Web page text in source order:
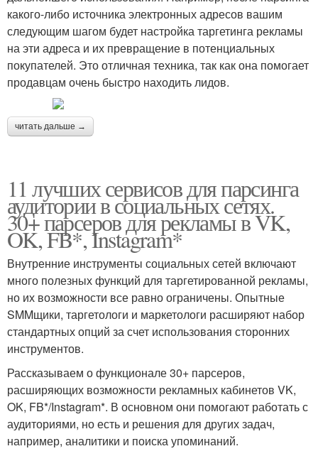
какого-либо источника электронных адресов вашим
следующим шагом будет настройка таргетинга рекламы
на эти адреса и их превращение в потенциальных
покупателей. Это отличная техника, так как она помогает
продавцам очень быстро находить лидов.
читать дальше →
11 лучших сервисов для парсинга
аудитории в социальных сетях.
30+ парсеров для рекламы в VK,
OK, FB*, Instagram*
Внутренние инструменты социальных сетей включают
много полезных функций для таргетированной рекламы,
но их возможности все равно ограничены. Опытные
SMMщики, таргетологи и маркетологи расширяют набор
стандартных опций за счет использования сторонних
инструментов.
Рассказываем о функционале 30+ парсеров,
расширяющих возможности рекламных кабинетов VK,
OK, FB*/Instagram*. В основном они помогают работать с
аудиториями, но есть и решения для других задач,
например, аналитики и поиска упоминаний.